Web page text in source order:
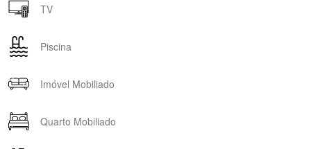
TV
Piscina
Imóvel Mobiliado
Quarto Mobiliado